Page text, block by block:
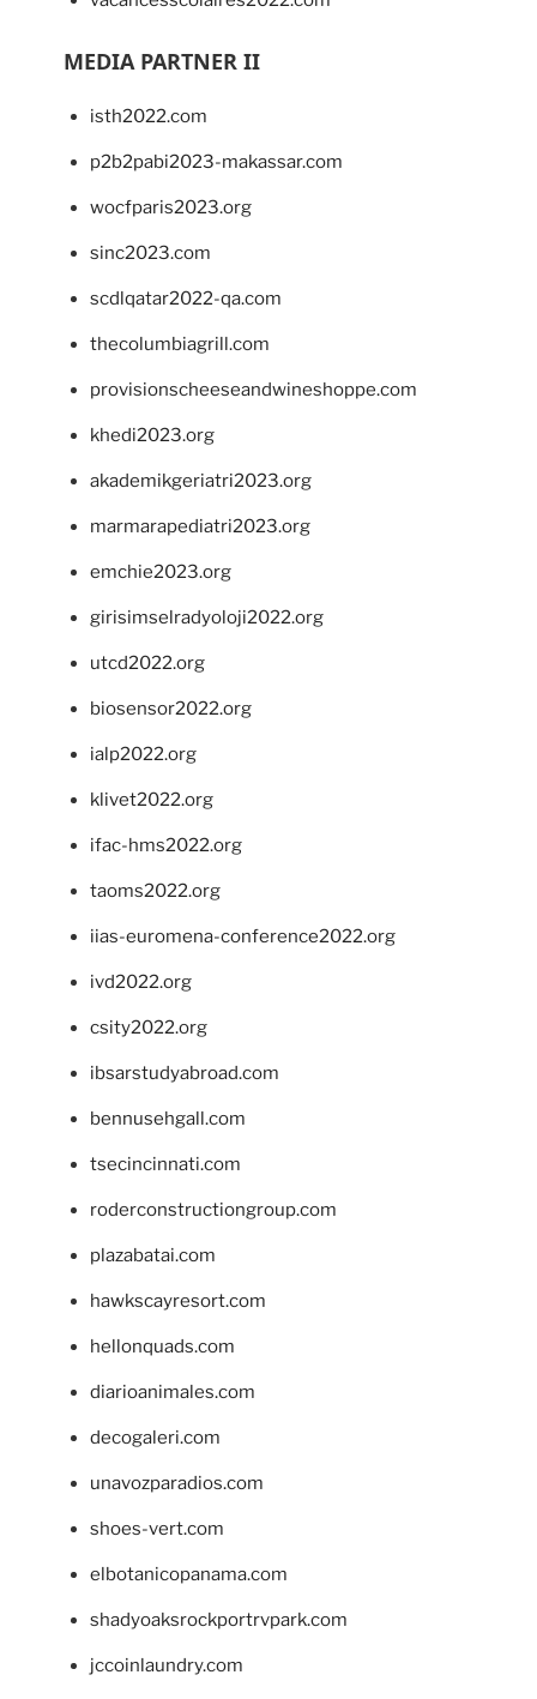
MEDIA PARTNER II
isth2022.com
p2b2pabi2023-makassar.com
wocfparis2023.org
sinc2023.com
scdlqatar2022-qa.com
thecolumbiagrill.com
provisionscheeseandwineshoppe.com
khedi2023.org
akademikgeriatri2023.org
marmarapediatri2023.org
emchie2023.org
girisimselradyoloji2022.org
utcd2022.org
biosensor2022.org
ialp2022.org
klivet2022.org
ifac-hms2022.org
taoms2022.org
iias-euromena-conference2022.org
ivd2022.org
csity2022.org
ibsarstudyabroad.com
bennusehgall.com
tsecincinnati.com
roderconstructiongroup.com
plazabatai.com
hawkscayresort.com
hellonquads.com
diarioanimales.com
decogaleri.com
unavozparadios.com
shoes-vert.com
elbotanicopanama.com
shadyoaksrockportrvpark.com
jccoinlaundry.com